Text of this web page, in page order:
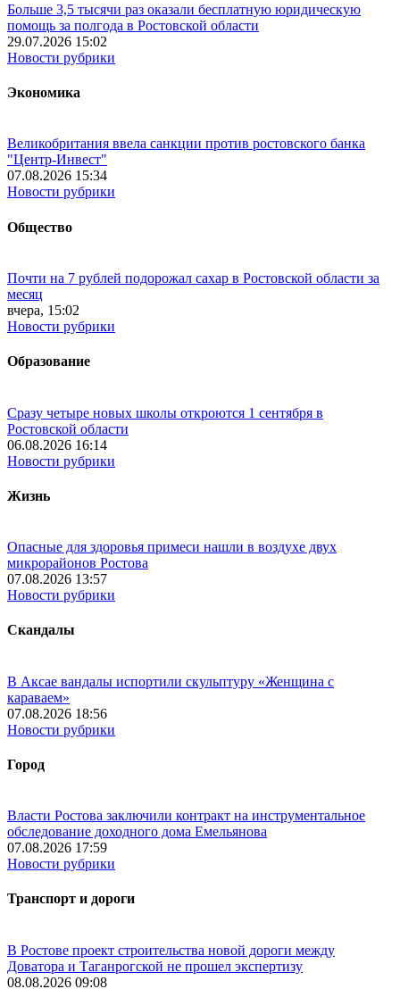
Больше 3,5 тысячи раз оказали бесплатную юридическую
помощь за полгода в Ростовской области
29.07.2026 15:02
Новости рубрики
Экономика
Великобритания ввела санкции против ростовского банка
"Центр-Инвест"
07.08.2026 15:34
Новости рубрики
Общество
Почти на 7 рублей подорожал сахар в Ростовской области за
месяц
вчера, 15:02
Новости рубрики
Образование
Сразу четыре новых школы откроются 1 сентября в
Ростовской области
06.08.2026 16:14
Новости рубрики
Жизнь
Опасные для здоровья примеси нашли в воздухе двух
микрорайонов Ростова
07.08.2026 13:57
Новости рубрики
Скандалы
В Аксае вандалы испортили скульптуру «Женщина с
караваем»
07.08.2026 18:56
Новости рубрики
Город
Власти Ростова заключили контракт на инструментальное
обследование доходного дома Емельянова
07.08.2026 17:59
Новости рубрики
Транспорт и дороги
В Ростове проект строительства новой дороги между
Доватора и Таганрогской не прошел экспертизу
08.08.2026 09:08